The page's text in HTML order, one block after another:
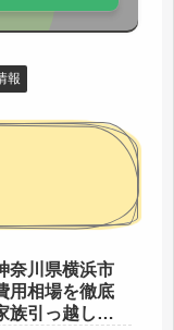
報
奈川県横浜市
用相場を徹底
族引っ越し料